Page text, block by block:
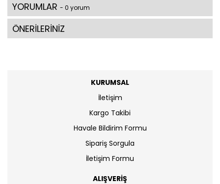
YORUMLAR - 0 yorum
ÖNERİLERİNİZ
KURUMSAL
İletişim
Kargo Takibi
Havale Bildirim Formu
Sipariş Sorgula
İletişim Formu
ALIŞVERİŞ